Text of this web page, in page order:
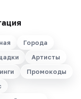
Города
Артисты
Промокоды